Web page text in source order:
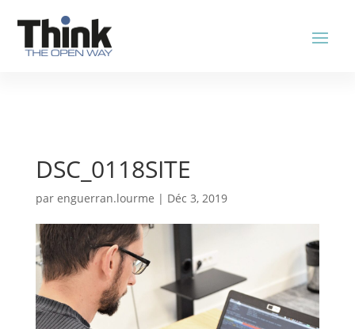
DSC_0118SITE
par enguerran.lourme | Déc 3, 2019